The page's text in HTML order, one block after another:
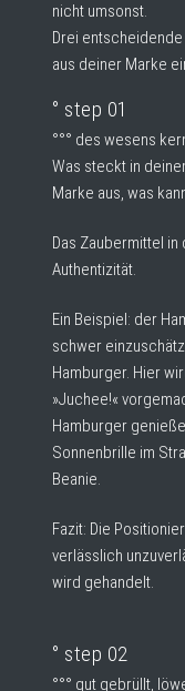
nicht umsonst.
Drei
aus deiner Marke
° step 01
°°° des wesens
Was steckt in
Marke aus, was
Das Zaubermittel
Authentizität.
Ein Beispiel: der
schwer
Hamburger. Hier
»Juchee!«
Hamburger
Sonnenbrille im
Beanie.
Fazit: Die
verlässlich
wird gehandelt.
° step 02
°°° gut gebrüllt,